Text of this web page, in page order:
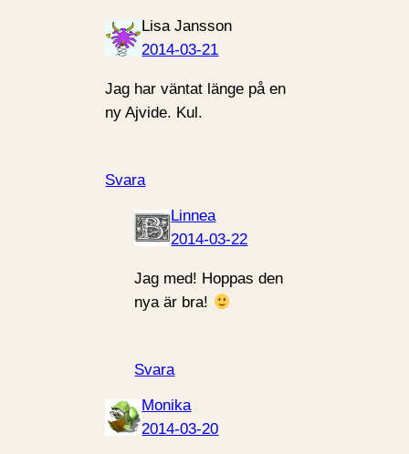
Lisa Jansson
2014-03-21
Jag har väntat länge på en
ny Ajvide. Kul.
Svara
Linnea
2014-03-22
Jag med! Hoppas den
nya är bra!
Svara
Monika
2014-03-20